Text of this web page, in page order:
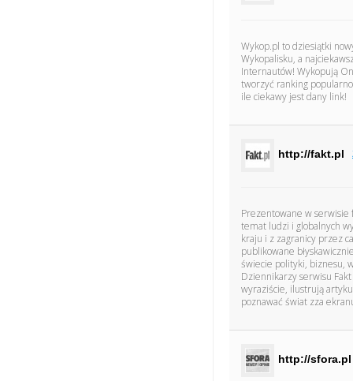
Wykop.pl to dziesiątki
Wykopalisku, a
Internautów! Wykopują
tworzyć ranking
ile ciekawy jest dany link!
http://fakt.pl
Prezentowane w
temat ludzi i globalnych
kraju i z zagranicy przez
publikowane
świecie polityki, biznesu,
Dziennikarzy serwisu
wyraziście, ilustrują
poznawać świat zza
http://sfora.pl